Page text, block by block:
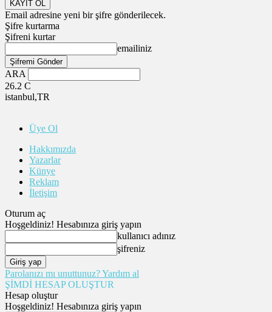
Email adresine yeni bir şifre gönderilecek.
Şifre kurtarma
Şifreni kurtar
emailiniz
ARA
26.2 C
istanbul,TR
Üye Ol
Hakkımızda
Yazarlar
Künye
Reklam
İletişim
Oturum aç
Hoşgeldiniz! Hesabınıza giriş yapın
kullanıcı adınız
şifreniz
Parolanızı mı unuttunuz? Yardım al
ŞİMDİ HESAP OLUŞTUR
Hesap oluştur
Hoşgeldiniz! Hesabınıza giriş yapın